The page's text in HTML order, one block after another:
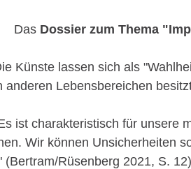
Das Dossier zum Thema
Künste lassen sich als
anderen Lebensbereichen
ist charakteristisch für unsere
Wir können Unsicherheiten
(Bertram/Rüsenberg 2021, S.